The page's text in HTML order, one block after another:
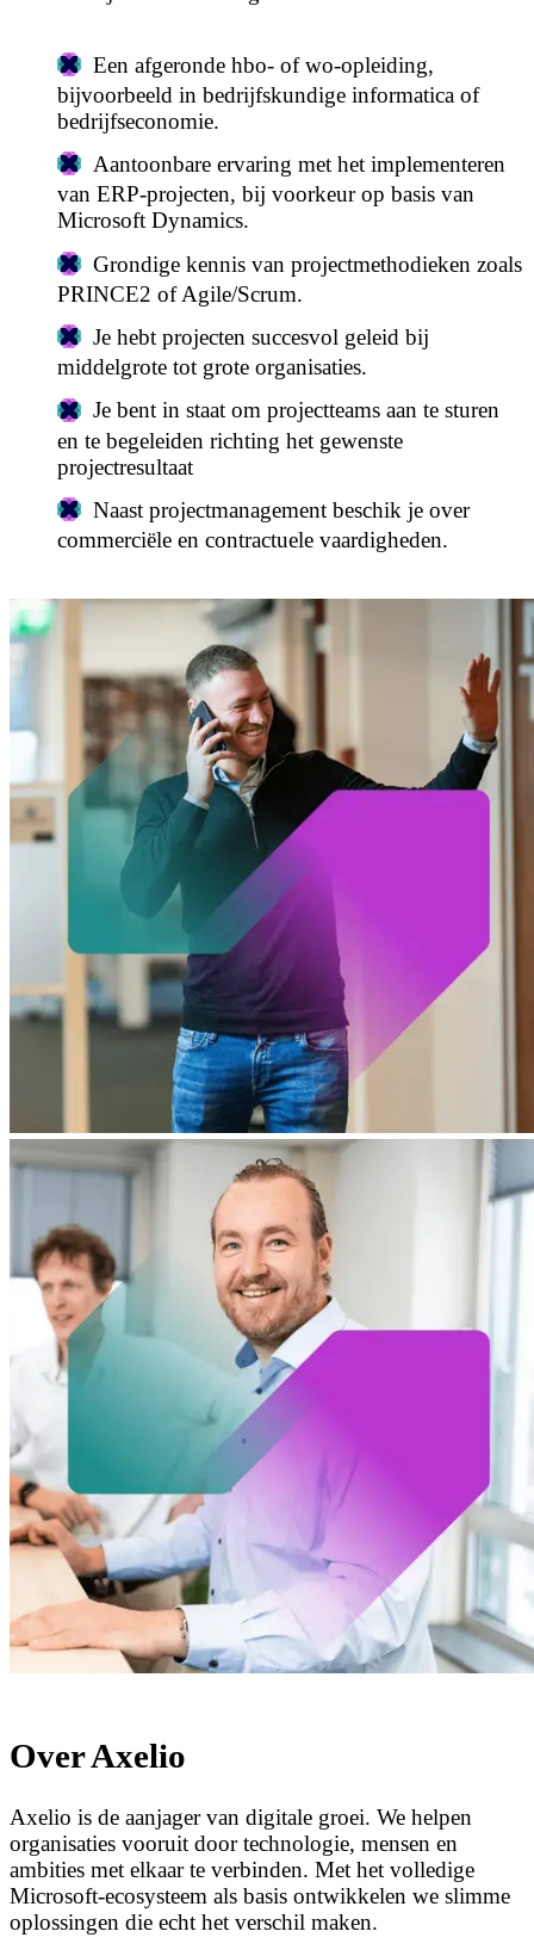
Een afgeronde hbo- of wo-opleiding,
bijvoorbeeld in bedrijfskundige informatica of
bedrijfseconomie.
Aantoonbare ervaring met het implementeren
van ERP-projecten, bij voorkeur op basis van
Microsoft Dynamics.
Grondige kennis van projectmethodieken zoals
PRINCE2 of Agile/Scrum.
Je hebt projecten succesvol geleid bij
middelgrote tot grote organisaties.
Je bent in staat om projectteams aan te sturen
en te begeleiden richting het gewenste
projectresultaat
Naast projectmanagement beschik je over
commerciële en contractuele vaardigheden.
Over Axelio
Axelio is de aanjager van digitale groei. We helpen
organisaties vooruit door technologie, mensen en
ambities met elkaar te verbinden. Met het volledige
Microsoft-ecosysteem als basis ontwikkelen we slimme
oplossingen die echt het verschil maken.